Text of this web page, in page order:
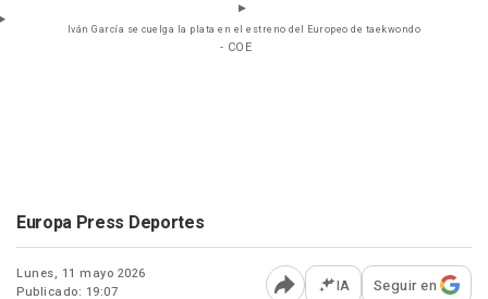
Iván García se cuelga la plata en el estreno del Europeo de taekwondo
- COE
Europa Press Deportes
Lunes, 11 mayo 2026
Publicado: 19:07
IA Seguir en